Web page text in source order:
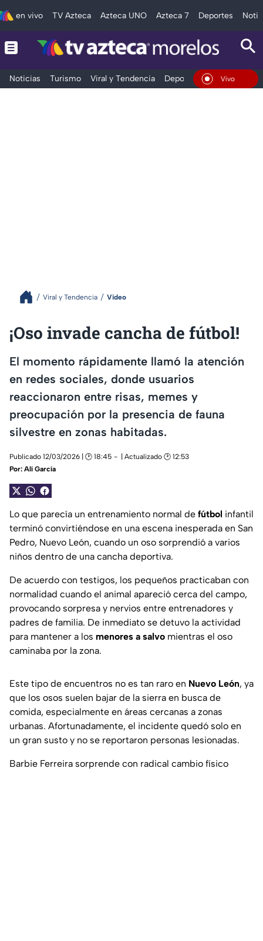
en vivo TV Azteca Azteca UNO Azteca 7 Deportes
Noticias Turismo Viral y Tendencia Deportes Espectáculos
En Vivo
Viral y Tendencia Video
¡Oso invade cancha de fútbol!
El momento rápidamente llamó la atención
en redes sociales, donde usuarios
reaccionaron entre risas, memes y
preocupación por la presencia de fauna
silvestre en zonas habitadas.
Publicado 12/03/2026 | 🕑 18:45
| Actualizado 🕑 12:53
Por: Alí García
Lo que parecía un entrenamiento normal de fútbol infantil
terminó convirtiéndose en una escena inesperada en San
Pedro, Nuevo León, cuando un oso sorprendió a varios
niños dentro de una cancha deportiva.
De acuerdo con testigos, los pequeños practicaban con
normalidad cuando el animal apareció cerca del campo,
provocando sorpresa y nervios entre entrenadores y
padres de familia. De inmediato se detuvo la actividad
para mantener a los menores a salvo mientras el oso
caminaba por la zona.
Este tipo de encuentros no es tan raro en Nuevo León, ya
que los osos suelen bajar de la sierra en busca de
comida, especialmente en áreas cercanas a zonas
urbanas. Afortunadamente, el incidente quedó solo en
un gran susto y no se reportaron personas lesionadas.
Barbie Ferreira sorprende con radical cambio físico